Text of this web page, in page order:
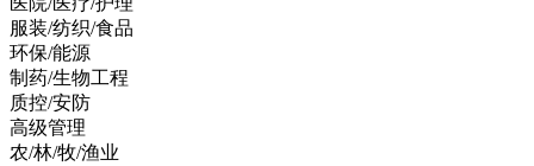
服装/纺织/食品
环保/能源
制药/生物工程
质控/安防
高级管理
农/林/牧/渔业